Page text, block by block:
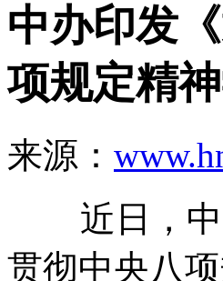
中办印发
项规定精
来源：
近日，中
贯彻中央八